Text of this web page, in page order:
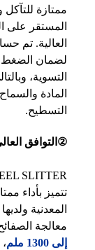
ممتازة
المستقر
العالية. تم
لضمان الضغط
التسوية،
المادة
التسطيح.
②التوافق
تتميز بأداء
المعدنية
معالجة
إلى 1300 ملم